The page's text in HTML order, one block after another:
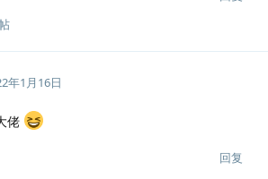
年1月16日
佬
回复